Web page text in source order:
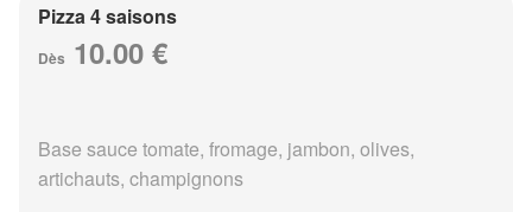
Pizza 4 saisons
Dès 10.00 €
Base sauce tomate, fromage, jambon, olives,
artichauts, champignons